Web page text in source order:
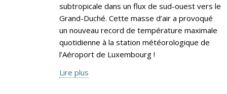
subtropicale dans un flux de sud-ouest vers le
Grand-Duché. Cette masse d’air a provoqué
un nouveau record de température maximale
quotidienne à la station météorologique de
l’Aéroport de Luxembourg !
Lire plus